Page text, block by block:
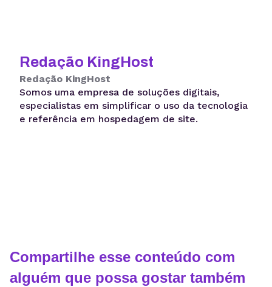
Redação KingHost
Redação KingHost
Somos uma empresa de soluções digitais,
especialistas em simplificar o uso da tecnologia
e referência em hospedagem de site.
Compartilhe esse conteúdo com
alguém que possa gostar também